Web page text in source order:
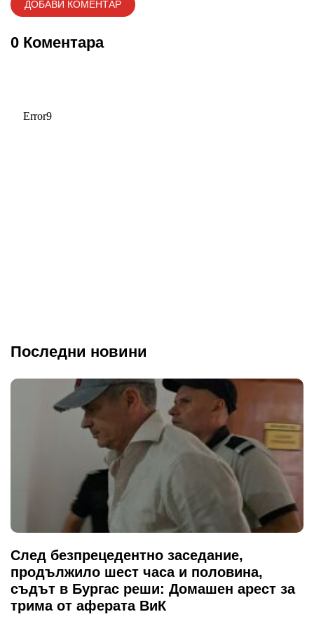
0 Коментара
Последни новини
След безпрецедентно заседание,
продължило шест часа и половина,
съдът в Бургас реши: Домашен арест за
трима от аферата ВиК